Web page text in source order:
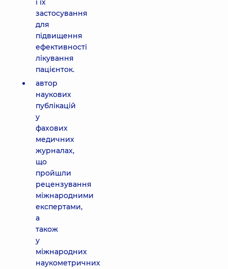
і їх
застосування
для
підвищення
ефективності
лікування
пацієнток.
автор
наукових
публікацій
у
фахових
медичних
журналах,
що
пройшли
рецензування
міжнародними
експертами,
а
також
у
міжнародних
наукометричних